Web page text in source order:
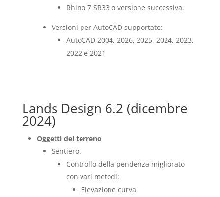
Rhino 7 SR33 o versione successiva.
Versioni per AutoCAD supportate:
AutoCAD 2004, 2026, 2025, 2024, 2023,
2022 e 2021
Lands Design 6.2 (dicembre
2024)
Oggetti del terreno
Sentiero.
Controllo della pendenza migliorato
con vari metodi:
Elevazione curva